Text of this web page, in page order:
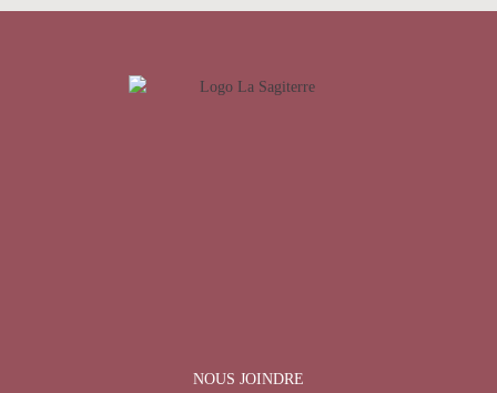
NOUS JOINDRE